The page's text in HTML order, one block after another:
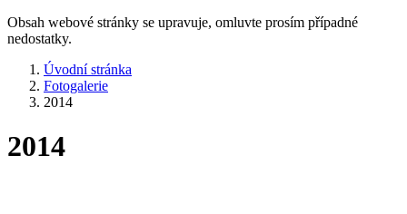
Obsah webové stránky se upravuje, omluvte prosím případné
nedostatky.
Úvodní stránka
Fotogalerie
2014
2014